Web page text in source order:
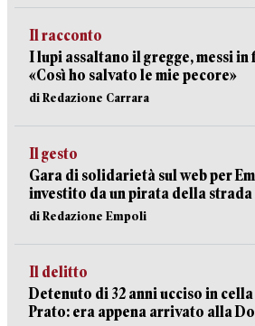
Il racconto
I lupi assaltano il gregge, messi
«Così ho salvato le mie pecore»
di Redazione Carrara
Il gesto
Gara di solidarietà sul web per
investito da un pirata della strada
di Redazione Empoli
Il delitto
Detenuto di 32 anni ucciso in
Prato: era appena arrivato alla